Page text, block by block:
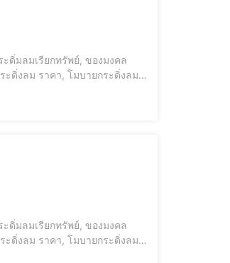
ดิ่มลมเรียกทรัพย์, ของมงคล
ะดิ่งลม ราคา, โมบายกระดิ่งลม
ดิ่มลมเรียกทรัพย์, ของมงคล
ะดิ่งลม ราคา, โมบายกระดิ่งลม